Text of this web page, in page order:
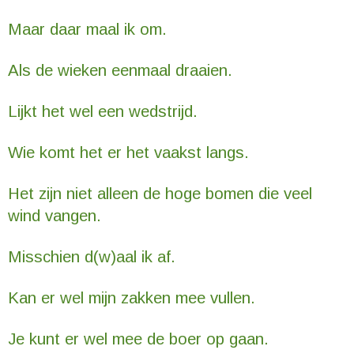
Maar daar maal ik om.
Als de wieken eenmaal draaien.
Lijkt het wel een wedstrijd.
Wie komt het er het vaakst langs.
Het zijn niet alleen de hoge bomen die veel
wind vangen.
Misschien d(w)aal ik af.
Kan er wel mijn zakken mee vullen.
Je kunt er wel mee de boer op gaan.